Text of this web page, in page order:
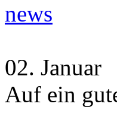
news
02. Januar
Auf ein